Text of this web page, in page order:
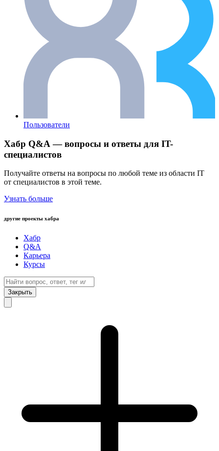
Пользователи
Хабр Q&A — вопросы и ответы для IT-
специалистов
Получайте ответы на вопросы по любой теме из области IT
от специалистов в этой теме.
Узнать больше
другие проекты хабра
Хабр
Q&A
Карьера
Курсы
Закрыть